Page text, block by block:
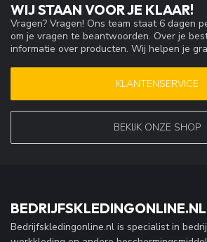
WIJ STAAN VOOR JE KLAAR!
Vragen? Vragen! Ons team staat 6 dagen
om je vragen te beantwoorden. Over je
informatie over producten. Wij helpen je
KLANTENSERVICE
BEKIJK ONZE SHOP
BEDRIJFSKLEDINGONLINE.NL
Bedrijfskledingonline.nl is specialist in